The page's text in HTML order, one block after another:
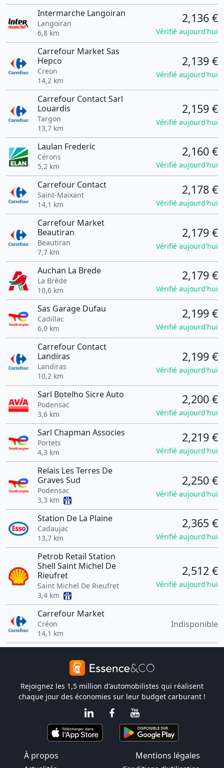
Intermarche Langoiran
Langoiran
6,8 km
2,136 €
Vérifié aujourd'hui
Carrefour Market Sas
Hepco
Creon
14,2 km
2,139 €
Vérifié aujourd'hui
Carrefour Contact Sarl
Louardis
Targon
13,7 km
2,159 €
Vérifié aujourd'hui
Laulan Frederic
Cérons
5,2 km
2,160 €
Vérifié aujourd'hui
Carrefour Contact
Saint-Maixant
14,1 km
2,178 €
Vérifié aujourd'hui
Carrefour Market
Beautiran
Beautiran
7,7 km
2,179 €
Vérifié aujourd'hui
Auchan La Brede
La Brède
10,6 km
2,179 €
Vérifié aujourd'hui
Sas Garage Dufau
Cadillac
6,0 km
2,199 €
Vérifié aujourd'hui
Carrefour Contact
Landiras
Landiras
10,2 km
2,199 €
Vérifié aujourd'hui
Sarl Botelho Sicre Auto
Podensac
3,6 km
2,200 €
Vérifié aujourd'hui
Sarl Chapman Associes
Portets
4,3 km
2,219 €
Vérifié aujourd'hui
Relais Les Terres De
Graves Sud
Podensac
3,3 km
2,250 €
Vérifié aujourd'hui
Station De La Plaine
Cadaujac
13,7 km
2,365 €
Vérifié aujourd'hui
Petrob Retail Station
Shell Saint Michel De
Rieufret
Saint Michel De Rieufret
3,4 km
2,512 €
Vérifié aujourd'hui
Carrefour Market
Créon
14,1 km
Indisponible
Rejoignez les 1,5 million d'automobilistes qui réalisent
chaque jour des économies sur leur budget carburant !
À propos Mentions légales